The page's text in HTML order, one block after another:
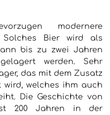
modernere
Solches Bier wird als
bis zu zwei Jahren
werden. Sehr
das mit dem Zusatz
wird, welches ihm auch
Die Geschichte von
200 Jahren in der